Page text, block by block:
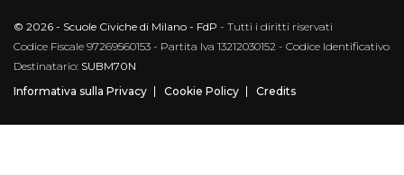
© 2026 - Scuole Civiche di Milano - FdP - Tutti i diritti riservati
Codice Fiscale 97269560153 - Partita Iva 13212030152 - Codice Identificativo
Destinatario: SUBM70N
Informativa sulla Privacy
Cookie Policy Credits